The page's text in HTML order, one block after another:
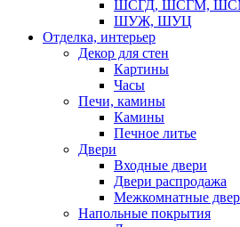
ШСГД, ШСГМ,
ШУЖ, ШУЦ
Отделка, интерьер
Декор для стен
Картины
Часы
Печи, камины
Камины
Печное литье
Двери
Входные двери
Двери распродажа
Межкомнатные
Напольные покрытия